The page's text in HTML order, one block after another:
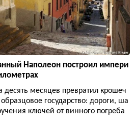
Наполеон построил импери
десять месяцев превратил крошеч
государство: дороги, ша
ключей от винного погреба